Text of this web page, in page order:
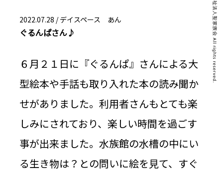
2022.07.28 /デイスペース あん
ぐるんぱさん♪
６月２１日に『ぐるんぱ』さんによる大
型絵本や手話も取り入れた本の読み聞か
せがありました。利用者さんもとても楽
しみにされており、楽しい時間を過ごす
事が出来ました。水族館の水槽の中にい
る生き物は？との問いに絵を見て、すぐ